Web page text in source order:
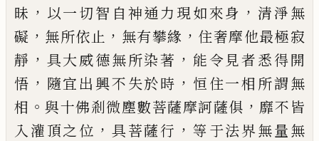
昧 ， 以一切智自神通力現如來身 ， 清淨無
礙 ， 無所依止 ， 無有攀緣 ， 住奢摩他最極寂
靜 ， 具大威德無所染著 ， 能令見者悉得開
悟 ， 隨宜出興不失於時 ， 恒住一相所謂無
相 。與十佛剎微塵數菩薩摩訶薩俱 ， 靡不皆
入灌頂之位 ， 具菩薩行 ， 等于法界無量無